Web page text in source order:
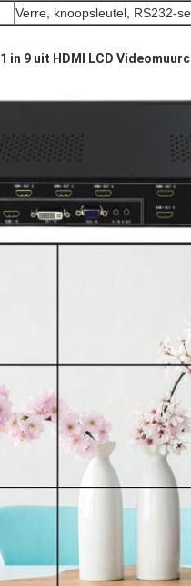
Verre, knoopsleutel, RS232-
1 in 9 uit HDMI LCD